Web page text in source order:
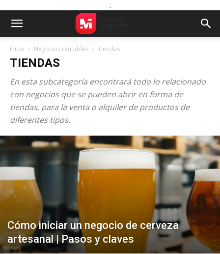
.
Inicio Negocios rentables Tiendas
TIENDAS
En esta subcategoría encontrará todo lo relacionado
con negocios que se pueden abrir en forma de
tiendas, para la venta o alquiler de productos de
diferentes tipos.
Cómo iniciar un negocio de cerveza
artesanal | Pasos y claves